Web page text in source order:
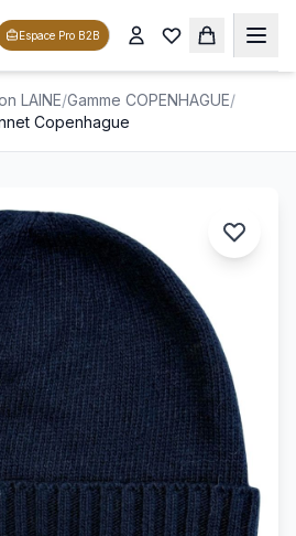
Espace Pro B2B
LAINE/Gamme COPENHAGUE/
Copenhague